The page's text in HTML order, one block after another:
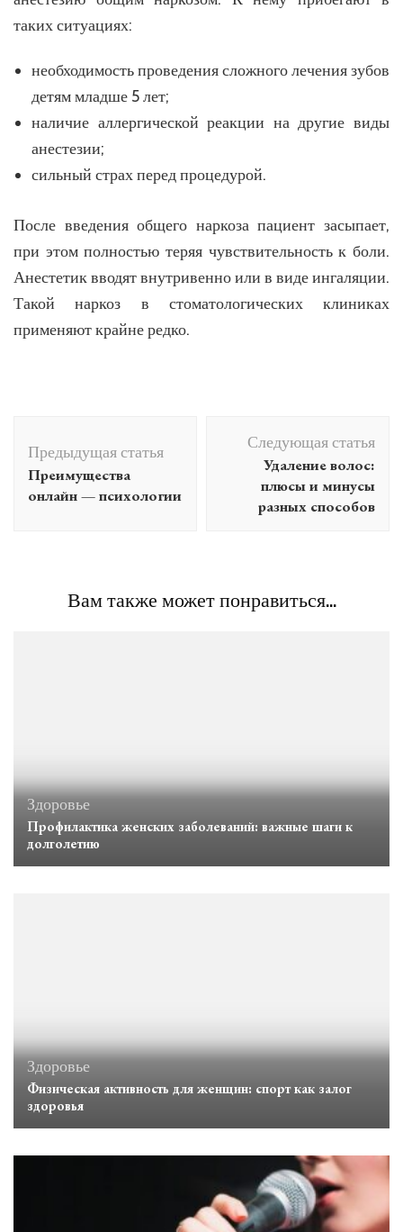
таких ситуациях:
необходимость проведения сложного лечения зубов
детям младше 5 лет;
наличие аллергической реакции на другие виды
анестезии;
сильный страх перед процедурой.
После введения общего наркоза пациент засыпает,
при этом полностью теряя чувствительность к боли.
Анестетик вводят внутривенно или в виде ингаляции.
Такой наркоз в стоматологических клиниках
применяют крайне редко.
по
записям
Предыдущая статья
Преимущества
онлайн — психологии
Следующая статья
Удаление волос:
плюсы и минусы
разных способов
Вам также может понравиться...
Здоровье
Профилактика женских заболеваний: важные шаги к
долголетию
Здоровье
Физическая активность для женщин: спорт как залог
здоровья